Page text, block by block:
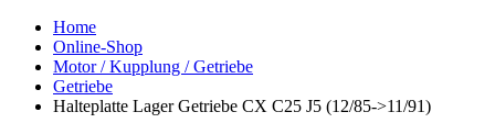
Home
Online-Shop
Motor / Kupplung / Getriebe
Getriebe
Halteplatte Lager Getriebe CX C25 J5 (12/85->11/91)